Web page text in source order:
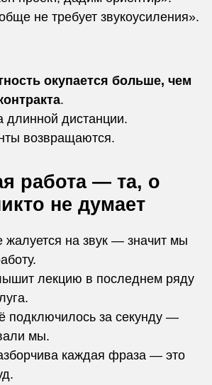
не требует звукоусиления».
окупается больше, чем
.
дистанции.
возвращаются.
работа — та, о
не думает
жалуется на звук — значит мы
лекцию в последнем ряду
подключилось за секунду —
мы.
каждая фраза — это